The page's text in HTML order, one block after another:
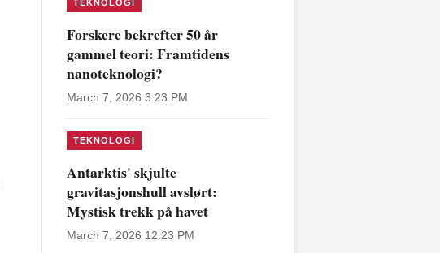
TEKNOLOGI
Forskere bekrefter 50 år
gammel teori: Framtidens
nanoteknologi?
March 7, 2026 3:23 PM
TEKNOLOGI
Antarktis' skjulte
gravitasjonshull avslørt:
Mystisk trekk på havet
March 7, 2026 12:23 PM